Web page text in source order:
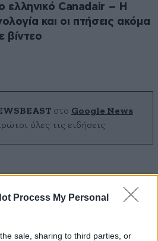
Process My Personal
sale, sharing to third parties, or
ελληνικό Canadair – Η
και οι πτήσεις ακόμα
βίντεο
στο Google News
όλες τις ειδήσεις